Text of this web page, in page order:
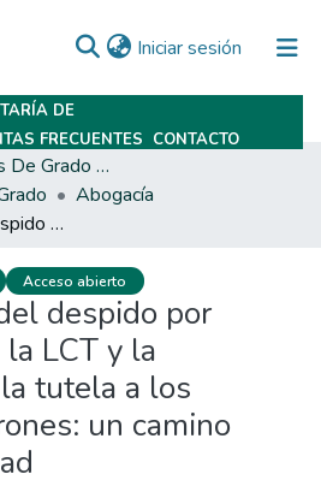
Iniciar sesión (current)
DE
FRECUENTES CONTACTO
Trabajos Finales De Grado Y Posgrado
Abogacía
La protección del despido por matrimonio de la LCT y la ampliación de la tutela a los empleados varones: un camino hacia la igualdad
Acceso abierto
despido por
LCT y la
tutela a los
un camino